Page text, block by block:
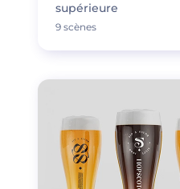
supérieure
9 scènes